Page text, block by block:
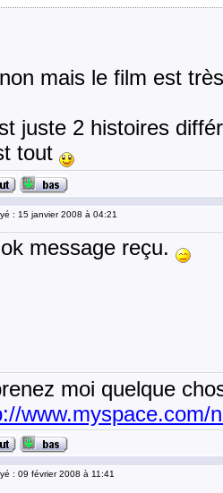
mais le film est
juste 2 histoires
tout
: 15 janvier 2008 à 04:21
message reçu.
moi quelque
www.myspace.com/
: 09 février 2008 à 11:41